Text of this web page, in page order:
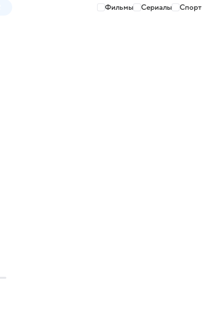
Фильмы Сериалы Спорт